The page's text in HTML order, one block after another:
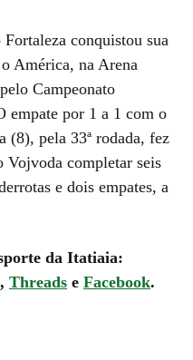
conquistou sua
América, na Arena
Campeonato
empate por 1 a 1 com o
(8), pela 33ª rodada, fez
Vojvoda completar seis
e dois empates, a
da Itatiaia:
, Threads e Facebook.